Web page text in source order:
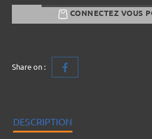
CONNECTEZ VOUS
Share on :
DESCRIPTION